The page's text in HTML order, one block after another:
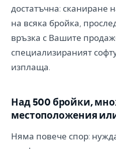
достатъчна: сканиране
на всяка бройка,
връзка с Вашите
специализираният
изплаща.
Над 500 бройки,
местоположения
Няма повече спор: